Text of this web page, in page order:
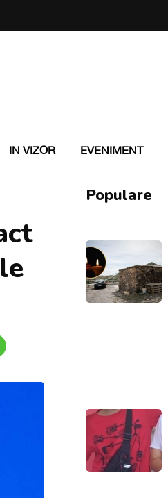
IN VIZOR EVENIMENT
Populare